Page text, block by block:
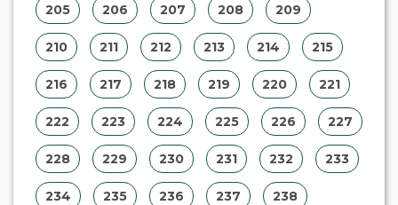
205 206 207 208 209
210 211 212 213 214 215
216 217 218 219 220 221
222 223 224 225 226 227
228 229 230 231 232 233
234 235 236 237 238